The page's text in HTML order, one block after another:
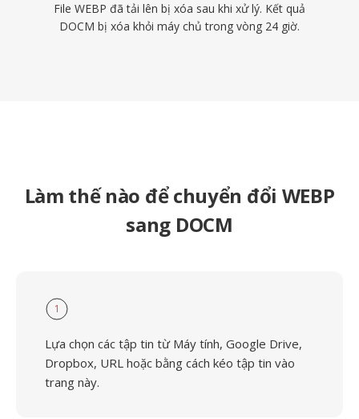
File WEBP đã tải lên bị xóa sau khi xử lý. Kết quả
DOCM bị xóa khỏi máy chủ trong vòng 24 giờ.
Làm thế nào để chuyển đổi WEBP
sang DOCM
1
Lựa chọn các tập tin từ Máy tính, Google Drive,
Dropbox, URL hoặc bằng cách kéo tập tin vào
trang này.